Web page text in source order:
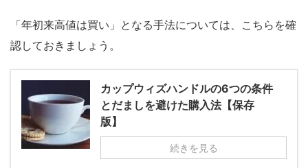
「年初来高値は買い」となる手法については、こちらを確
認しておきましょう。
カップウィズハンドルの6つの条件
とだましを避けた購入法【保存
版】
続きを見る